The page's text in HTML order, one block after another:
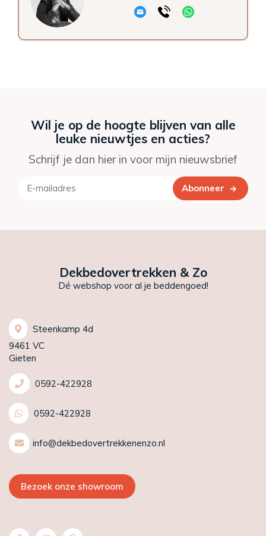
Wil je op de hoogte blijven van alle
leuke nieuwtjes en acties?
Schrijf je dan hier in voor mijn nieuwsbrief
Abonneer
Dekbedovertrekken & Zo
Dé webshop voor al je beddengoed!
Steenkamp 4d
9461 VC
Gieten
0592-422928
0592-422928
info@dekbedovertrekkenenzo.nl
Bezoek onze showroom